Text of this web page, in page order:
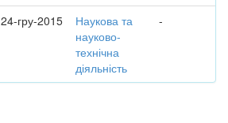
24-гру-2015
Наукова та
науково-
технічна
діяльність
-